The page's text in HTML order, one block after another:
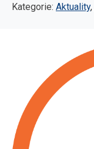
Kategorie: Aktuality,